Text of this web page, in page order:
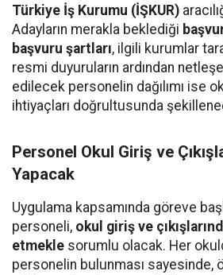
Türkiye İş Kurumu (İŞKUR)
Adayların merakla beklediği
başvuru şartları, ilgili kurumlar
resmi duyuruların ardından
edilecek personelin dağılımı ise
ihtiyaçları doğrultusunda
Personel Okul Giriş ve
Yapacak
Uygulama kapsamında göreve
personeli, okul giriş ve
etmekle sorumlu olacak. Her
personelin bulunması sayesinde,